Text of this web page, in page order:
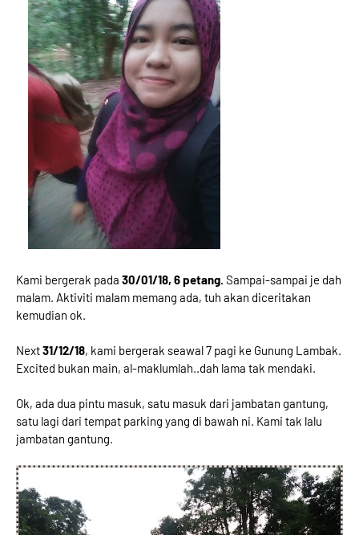
Kami bergerak pada 30/01/18, 6 petang. Sampai-sampai je dah
malam. Aktiviti malam memang ada, tuh akan diceritakan
kemudian ok.
Next31/12/18, kami bergerak seawal 7 pagi ke Gunung Lambak.
Excited bukan main, al-maklumlah..dah lama tak mendaki.
Ok, ada dua pintu masuk, satu masuk dari jambatan gantung,
satu lagi dari tempat parking yang di bawah ni. Kami tak lalu
jambatan gantung.